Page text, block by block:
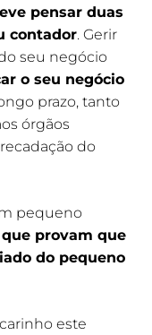
pensar duas
contador. Gerir
seu negócio
o seu negócio
prazo, tanto
órgãos
do
pequeno
provam que
do pequeno
este